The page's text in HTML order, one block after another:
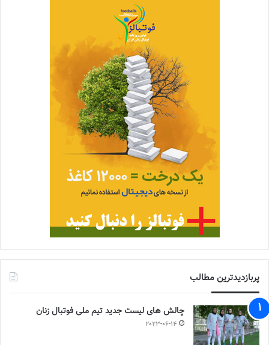
پربازدیدترین مطالب
چالش هاى ليست جدید تيم ملى فوتبال زنان
2023-06-14